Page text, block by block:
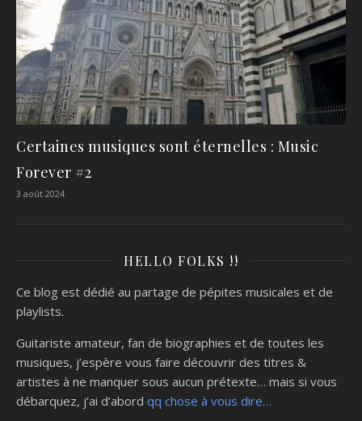
Certaines musiques sont éternelles : Music
Forever #2
3 août 2024
HELLO FOLKS !!
Ce blog est dédié au partage de pépites musicales et de
playlists.
Guitariste amateur, fan de biographies et de toutes les
musiques, j’espère vous faire découvrir des titres &
artistes à ne manquer sous aucun prétexte… mais si vous
débarquez, j’ai d’abord qq chose à vous dire…